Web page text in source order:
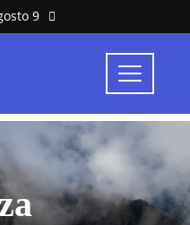
9